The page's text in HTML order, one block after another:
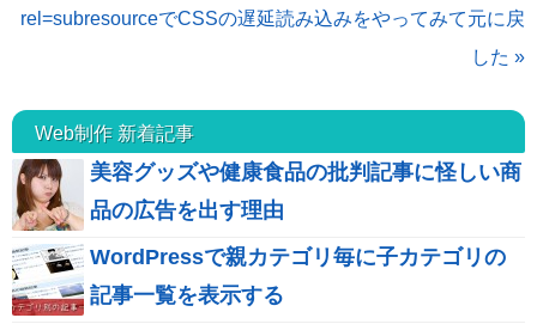
rel=subresourceでCSSの遅延読み込みをやってみて元に戻
した »
Web制作 新着記事
美容グッズや健康食品の批判記事に怪しい商
品の広告を出す理由
WordPressで親カテゴリ毎に子カテゴリの
記事一覧を表示する